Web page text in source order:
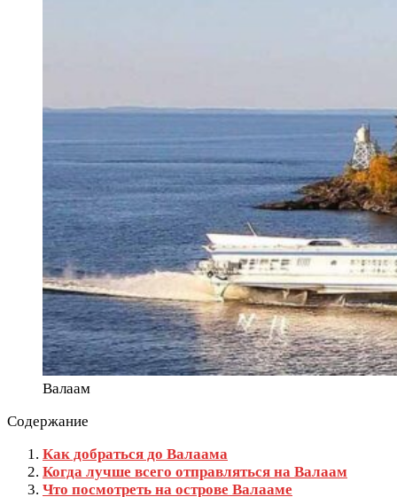
Валаам
Содержание
Как добраться до Валаама
Когда лучше всего отправляться на Валаам
Что посмотреть на острове Валааме